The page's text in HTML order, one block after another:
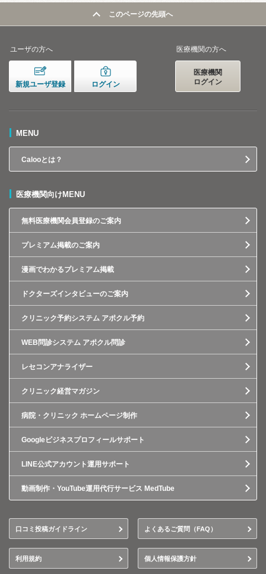
このページの先頭へ
ユーザの方へ
新規ユーザ登録 ログイン
医療機関の方へ
医療機関
ログイン
MENU
Calooとは？
医療機関向けMENU
無料医療機関会員登録のご案内
プレミアム掲載のご案内
漫画でわかるプレミアム掲載
ドクターズインタビューのご案内
クリニック予約システム アポクル予約
WEB問診システム アポクル問診
レセコンアナライザー
クリニック経営マガジン
病院・クリニック ホームページ制作
Googleビジネスプロフィールサポート
LINE公式アカウント運用サポート
動画制作・YouTube運用代行サービス MedTube
口コミ投稿ガイドライン よくあるご質問（FAQ）
利用規約 個人情報保護方針